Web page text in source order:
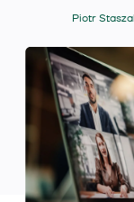
Usługi
Piotr